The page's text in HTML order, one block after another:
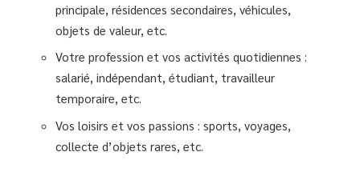
principale, résidences secondaires, véhicules,
objets de valeur, etc.
Votre profession et vos activités quotidiennes :
salarié, indépendant, étudiant, travailleur
temporaire, etc.
Vos loisirs et vos passions : sports, voyages,
collecte d’objets rares, etc.